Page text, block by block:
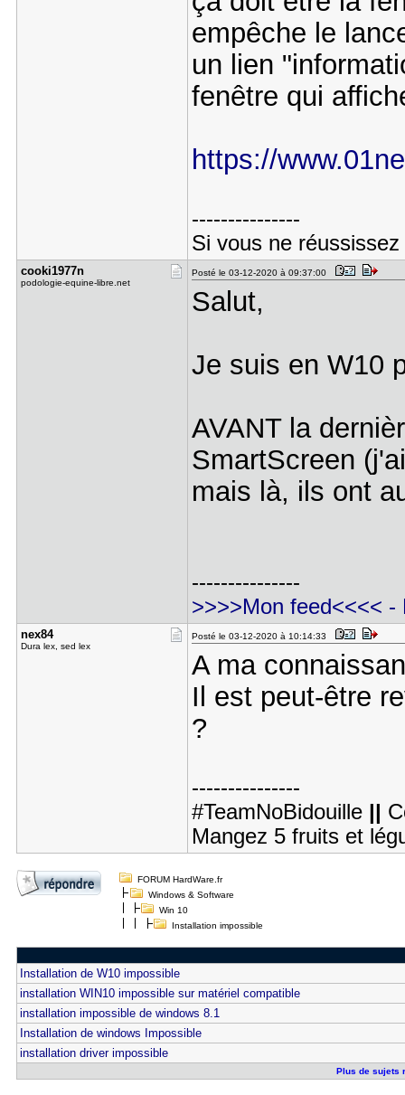
empêche le
un lien
fenêtre qui
https://
---------------
Si vous ne
cooki1977n
podologie-equine-libre.net
Posté le 03-12-2020 à 09:37:00
Salut,
Je suis en W10
AVANT la
SmartScreen
mais là, ils ont
---------------
>>>>Mon feed<<<< -
nex84
Dura lex, sed lex
Posté le 03-12-2020 à 10:14:33
A ma
Il est peut-être
?
---------------
#TeamNoBidouille ||
Mangez 5 fruits et
FORUM HardWare.fr
Windows & Software
Win 10
Installation impossible
Installation de W10 impossible
installation WIN10 impossible sur matériel compatible
installation impossible de windows 8.1
Installation de windows Impossible
installation driver impossible
Plus de sujets